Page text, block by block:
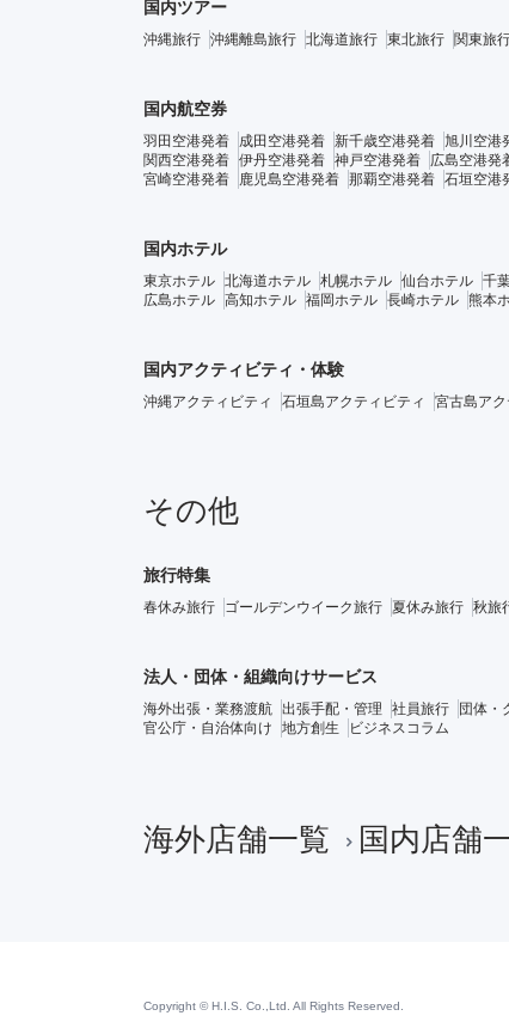
国内ツアー
沖縄旅行 沖縄離島旅行 北海道旅行 東北旅行 関東旅
国内航空券
羽田空港発着 成田空港発着 新千歳空港発着 旭川空港
関西空港発着 伊丹空港発着 神戸空港発着 広島空港発
宮崎空港発着
鹿児島空港発着 那覇空港発着 石垣空港
国内ホテル
東京ホテル 北海道ホテル 札幌ホテル 仙台ホテル 千
広島ホテル 高知ホテル 福岡ホテル 長崎ホテル 熊本
国内アクティビティ・体験
沖縄アクティビティ 石垣島アクティビティ 宮古島ア
その他
旅行特集
春休み旅行 ゴールデンウイーク旅行 夏休み旅行 秋旅
法人・団体・組織向けサービス
海外出張・業務渡航 出張手配・管理 社員旅行 団体・
官公庁・自治体向け
地方創生 ビジネスコラム
海外店舗一覧 国内店舗
Copyright © H.I.S. Co.,Ltd. All Rights Reserved.